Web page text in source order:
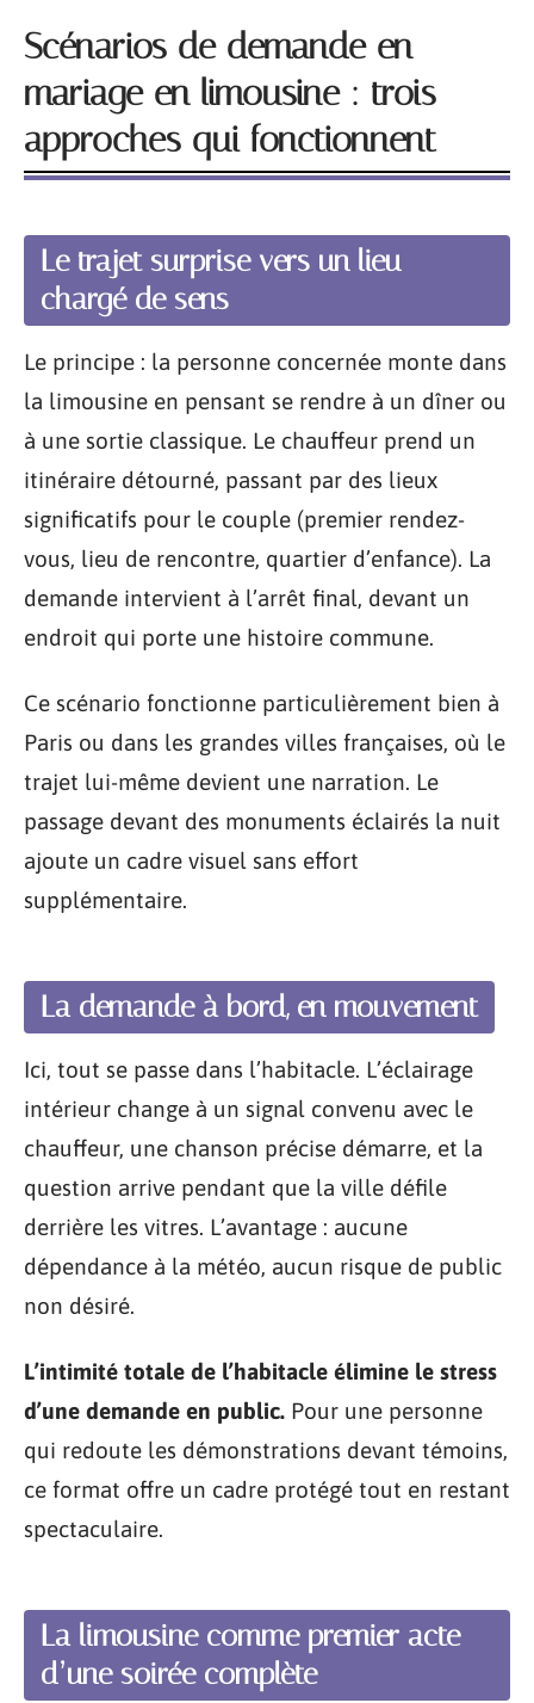
Scénarios de demande en
mariage en limousine : trois
approches qui fonctionnent
Le trajet surprise vers un lieu
chargé de sens
Le principe : la personne concernée monte dans
la limousine en pensant se rendre à un dîner ou
à une sortie classique. Le chauffeur prend un
itinéraire détourné, passant par des lieux
significatifs pour le couple (premier rendez-
vous, lieu de rencontre, quartier d’enfance). La
demande intervient à l’arrêt final, devant un
endroit qui porte une histoire commune.
Ce scénario fonctionne particulièrement bien à
Paris ou dans les grandes villes françaises, où le
trajet lui-même devient une narration. Le
passage devant des monuments éclairés la nuit
ajoute un cadre visuel sans effort
supplémentaire.
La demande à bord, en mouvement
Ici, tout se passe dans l’habitacle. L’éclairage
intérieur change à un signal convenu avec le
chauffeur, une chanson précise démarre, et la
question arrive pendant que la ville défile
derrière les vitres. L’avantage : aucune
dépendance à la météo, aucun risque de public
non désiré.
L’intimité totale de l’habitacle élimine le stress
d’une demande en public. Pour une personne
qui redoute les démonstrations devant témoins,
ce format offre un cadre protégé tout en restant
spectaculaire.
La limousine comme premier acte
d’une soirée complète